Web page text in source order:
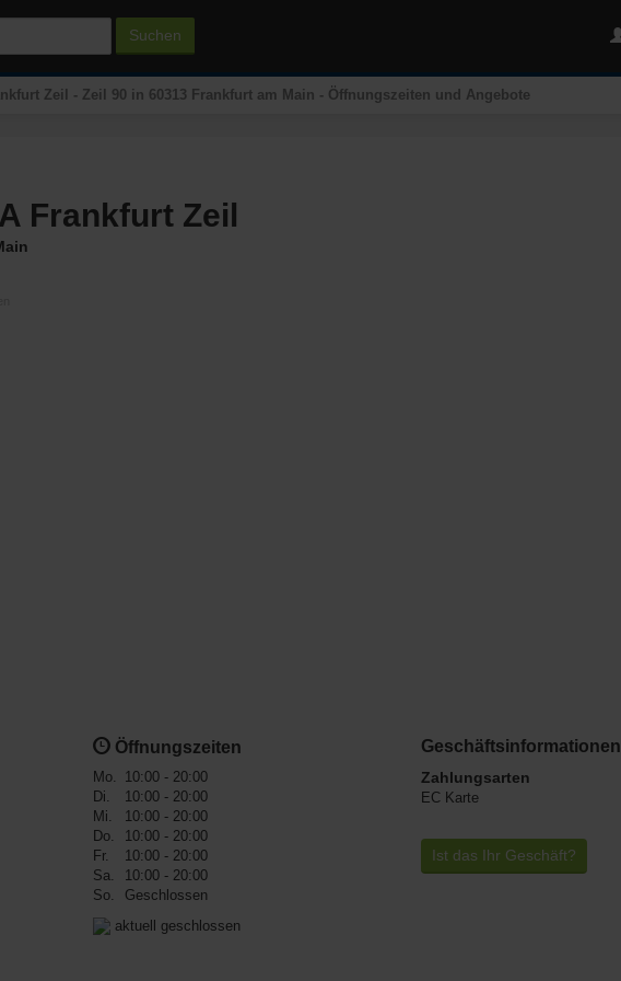
Suchen
Zeil - Zeil 90 in 60313 Frankfurt am Main - Öffnungszeiten und Angebote
Frankfurt Zeil
Öffnungszeiten
Mo.
10:00 - 20:00
Di.
10:00 - 20:00
Mi.
10:00 - 20:00
Do.
10:00 - 20:00
Fr.
10:00 - 20:00
Sa.
10:00 - 20:00
So.
Geschlossen
aktuell geschlossen
Geschäftsinformationen
Zahlungsarten
EC Karte
Ist das Ihr Geschäft?